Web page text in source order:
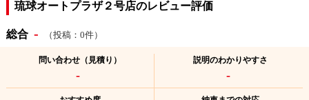
琉球オートプラザ２号店のレビュー評価
総合 - （投稿：0件）
問い合わせ（見積り）
-
説明のわかりやすさ
-